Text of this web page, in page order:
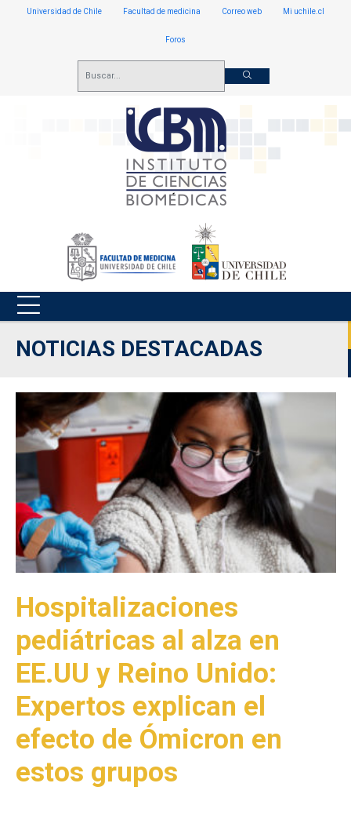
Universidad de Chile Facultad de medicina Correo web Mi uchile.cl
Foros
NOTICIAS DESTACADAS
Hospitalizaciones
pediátricas al alza en
EE.UU y Reino Unido:
Expertos explican el
efecto de Ómicron en
estos grupos